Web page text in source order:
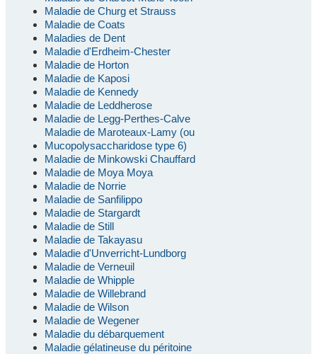
Maladie de Churg et Strauss
Maladie de Coats
Maladies de Dent
Maladie d'Erdheim-Chester
Maladie de Horton
Maladie de Kaposi
Maladie de Kennedy
Maladie de Leddherose
Maladie de Legg-Perthes-Calve
Maladie de Maroteaux-Lamy (ou
Mucopolysaccharidose type 6)
Maladie de Minkowski Chauffard
Maladie de Moya Moya
Maladie de Norrie
Maladie de Sanfilippo
Maladie de Stargardt
Maladie de Still
Maladie de Takayasu
Maladie d'Unverricht-Lundborg
Maladie de Verneuil
Maladie de Whipple
Maladie de Willebrand
Maladie de Wilson
Maladie de Wegener
Maladie du débarquement
Maladie gélatineuse du péritoine